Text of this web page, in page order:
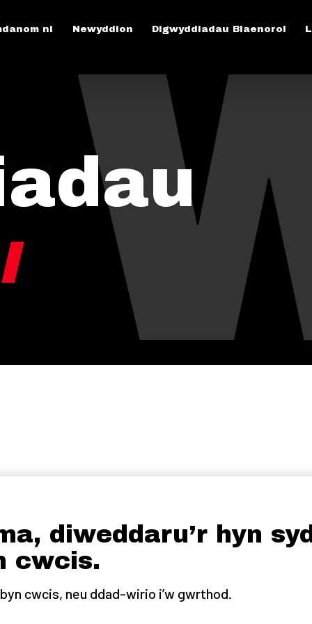
ni Newyddion Digwyddiadau Blaenorol
diweddaru’r hyn
cwcis.
cwcis, neu ddad-wirio i’w gwrthod.